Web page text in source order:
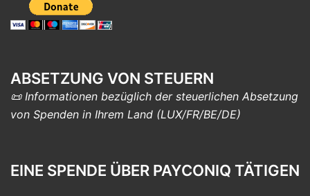
ABSETZUNG VON STEUERN
📜 Informationen bezüglich der steuerlichen Absetzung
von Spenden in Ihrem Land (LUX/FR/BE/DE)
EINE SPENDE ÜBER PAYCONIQ TÄTIGEN